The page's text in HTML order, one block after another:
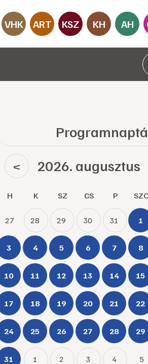
VHK ART KSZ KH AH
< 2026. augusztus
H K SZ CS P
27 28 29 30 31 1
3 4 5 6 7 8
10 11 12 13 14 15
17 18 19 20 21 22
24 25 26 27 28 29
31 1 2 3 4 5